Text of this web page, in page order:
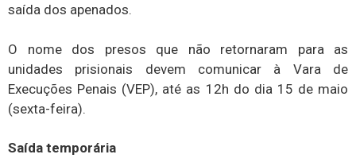
saída dos apenados.
O nome dos presos que não retornaram para as
unidades prisionais devem comunicar à Vara de
Execuções Penais (VEP), até as 12h do dia 15 de maio
(sexta-feira).
Saída temporária